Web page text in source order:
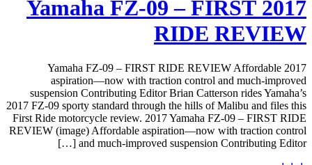
2017 Yamaha FZ-09 – FIRST
RIDE REVIEW
2017 Yamaha FZ-09 – FIRST RIDE REVIEW Affordable
aspiration—now with traction control and much-improved
suspension Contributing Editor Brian Catterson rides Yamaha’s
2017 FZ-09 sporty standard through the hills of Malibu and files this
First Ride motorcycle review. 2017 Yamaha FZ-09 – FIRST RIDE
REVIEW (image) Affordable aspiration—now with traction control
and much-improved suspension Contributing Editor […]